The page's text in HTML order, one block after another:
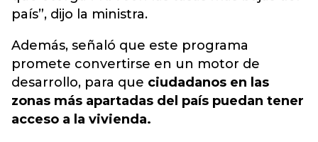
país”, dijo la ministra.
Además, señaló que este programa
promete convertirse en un motor de
desarrollo, para que ciudadanos en las
zonas más apartadas del país puedan tener
acceso a la vivienda.